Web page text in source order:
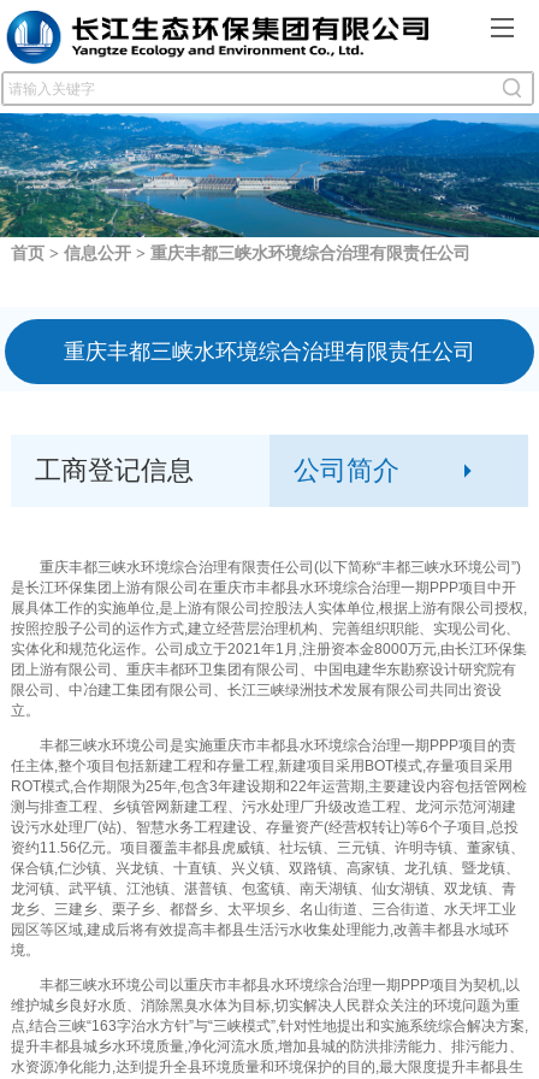
首页 > 信息公开 > 重庆丰都三峡水环境综合治理有限责任公司
重庆丰都三峡水环境综合治理有限责任公司
工商登记信息 公司简介
重庆丰都三峡水环境综合治理有限责任公司(以下简称“丰都三峡水环境公司”)
是长江环保集团上游有限公司在重庆市丰都县水环境综合治理一期PPP项目中开
展具体工作的实施单位,是上游有限公司控股法人实体单位,根据上游有限公司授权,
按照控股子公司的运作方式,建立经营层治理机构、完善组织职能、实现公司化、
实体化和规范化运作。公司成立于2021年1月,注册资本金8000万元,由长江环保集
团上游有限公司、重庆丰都环卫集团有限公司、中国电建华东勘察设计研究院有
限公司、中冶建工集团有限公司、长江三峡绿洲技术发展有限公司共同出资设
立。
丰都三峡水环境公司是实施重庆市丰都县水环境综合治理一期PPP项目的责
任主体,整个项目包括新建工程和存量工程,新建项目采用BOT模式,存量项目采用
ROT模式,合作期限为25年,包含3年建设期和22年运营期,主要建设内容包括管网检
测与排查工程、乡镇管网新建工程、污水处理厂升级改造工程、龙河示范河湖建
设污水处理厂(站)、智慧水务工程建设、存量资产(经营权转让)等6个子项目,总投
资约11.56亿元。项目覆盖丰都县虎威镇、社坛镇、三元镇、许明寺镇、董家镇、
保合镇,仁沙镇、兴龙镇、十直镇、兴义镇、双路镇、高家镇、龙孔镇、暨龙镇、
龙河镇、武平镇、江池镇、湛普镇、包鸾镇、南天湖镇、仙女湖镇、双龙镇、青
龙乡、三建乡、栗子乡、都督乡、太平坝乡、名山街道、三合街道、水天坪工业
园区等区域,建成后将有效提高丰都县生活污水收集处理能力,改善丰都县水域环
境。
丰都三峡水环境公司以重庆市丰都县水环境综合治理一期PPP项目为契机,以
维护城乡良好水质、消除黑臭水体为目标,切实解决人民群众关注的环境问题为重
点,结合三峡“163字治水方针”与“三峡模式”,针对性地提出和实施系统综合解决方案,
提升丰都县城乡水环境质量,净化河流水质,增加县城的防洪排涝能力、排污能力、
水资源净化能力,达到提升全县环境质量和环境保护的目的,最大限度提升丰都县生